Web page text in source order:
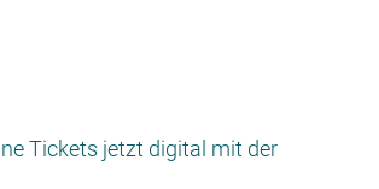
Tickets jetzt digital mit der